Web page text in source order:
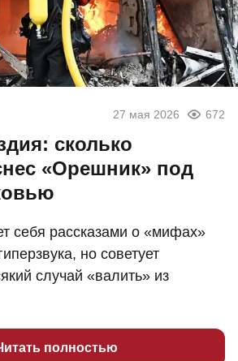
27 мая 2026 672
сколько
«Орешник» под
себя рассказами о «мифах»
но советует
случай «валить» из
полностью